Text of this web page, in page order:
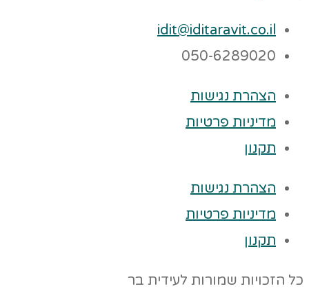
idit@iditaravit.co.il
050-6289020
הצהרת נגישות
מדיניות פרטיות
תקנון
הצהרת נגישות
מדיניות פרטיות
תקנון
כל הזכויות שמורות לעידית בר